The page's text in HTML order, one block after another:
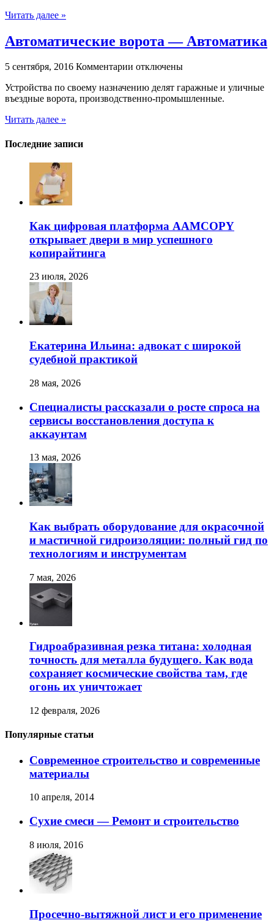
Читать далее »
Автоматические ворота — Автоматика
5 сентября, 2016 Комментарии к
Автоматические
ворота
отключены
Устройства по своему назначению делят гаражные и уличные
въездные ворота, производственно-промышленные.
Читать далее »
Последние записи
Как цифровая платформа AAMCOPY
открывает двери в мир успешного
копирайтинга
23 июля, 2026
Екатерина Ильина: адвокат с широкой
судебной практикой
28 мая, 2026
Специалисты рассказали о росте спроса на
сервисы восстановления доступа к
аккаунтам
13 мая, 2026
Как выбрать оборудование для окрасочной
и мастичной гидроизоляции: полный гид по
технологиям и инструментам
7 мая, 2026
Гидроабразивная резка титана: холодная
точность для металла будущего. Как вода
сохраняет космические свойства там, где
огонь их уничтожает
12 февраля, 2026
Популярные статьи
Современное строительство и современные
материалы
10 апреля, 2014
Сухие смеси — Ремонт и строительство
8 июля, 2016
Просечно-вытяжной лист и его применение